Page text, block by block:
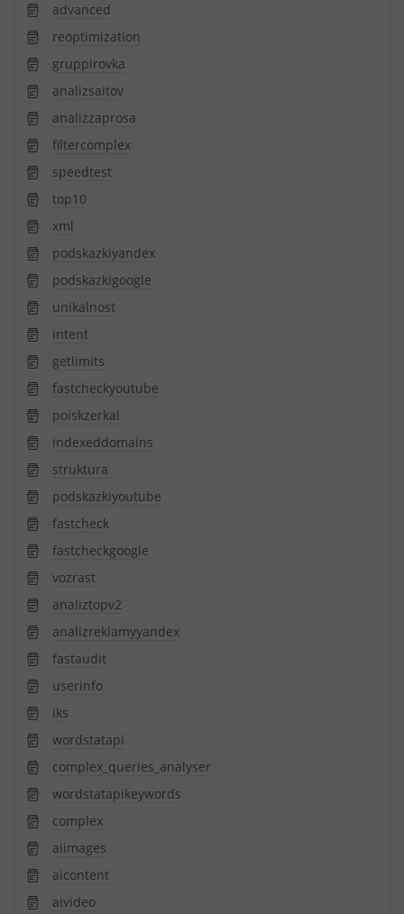
advanced
reoptimization
gruppirovka
analizsaitov
analizzaprosa
filtercomplex
speedtest
top10
xml
podskazkiyandex
podskazkigoogle
unikalnost
intent
getlimits
fastcheckyoutube
poiskzerkal
indexeddomains
struktura
podskazkiyoutube
fastcheck
fastcheckgoogle
vozrast
analiztopv2
analizreklamyyandex
fastaudit
userinfo
iks
wordstatapi
complex_queries_analyser
wordstatapikeywords
complex
aiimages
aicontent
aivideo